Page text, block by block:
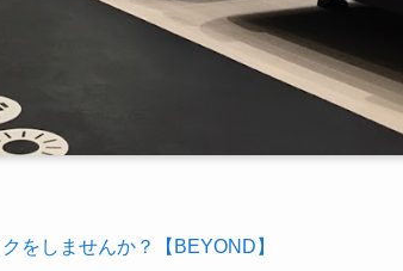
をしませんか？【BEYOND】